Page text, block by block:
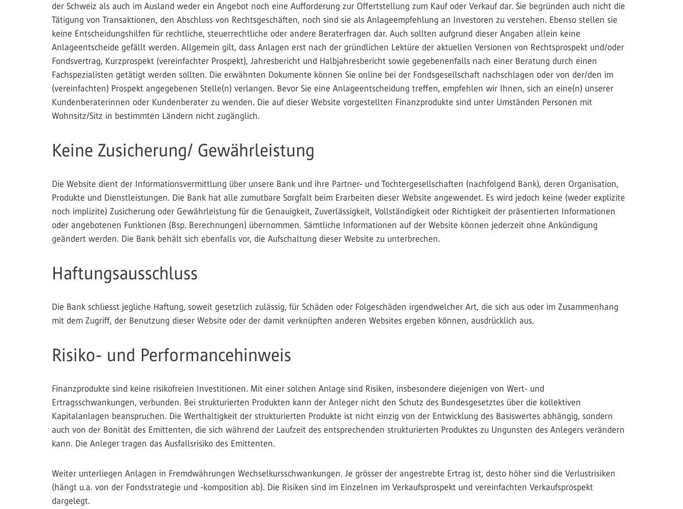
der Schweiz als auch im Ausland weder ein Angebot noch eine Aufforderung zur Offertstellung zum Kauf oder Verkauf dar. Sie begründen auch nicht die
Tätigung von Transaktionen, den Abschluss von Rechtsgeschäften, noch sind sie als Anlageempfehlung an Investoren zu verstehen. Ebenso stellen sie
keine Entscheidungshilfen für rechtliche, steuerrechtliche oder andere Beraterfragen dar. Auch sollten aufgrund dieser Angaben allein keine
Anlageentscheide gefällt werden. Allgemein gilt, dass Anlagen erst nach der gründlichen Lektüre der aktuellen Versionen von Rechtsprospekt und/oder
Fondsvertrag, Kurzprospekt (vereinfachter Prospekt), Jahresbericht und Halbjahresbericht sowie gegebenenfalls nach einer Beratung durch einen
Fachspezialisten getätigt werden sollten. Die erwähnten Dokumente können Sie online bei der Fondsgesellschaft nachschlagen oder von der/den im
(vereinfachten) Prospekt angegebenen Stelle(n) verlangen. Bevor Sie eine Anlageentscheidung treffen, empfehlen wir Ihnen, sich an eine(n) unserer
Kundenberaterinnen oder Kundenberater zu wenden. Die auf dieser Website vorgestellten Finanzprodukte sind unter Umständen Personen mit
Wohnsitz/Sitz in bestimmten Ländern nicht zugänglich.
Keine Zusicherung/ Gewährleistung
Die Website dient der Informationsvermittlung über unsere Bank und ihre Partner- und Tochtergesellschaften (nachfolgend Bank), deren Organisation,
Produkte und Dienstleistungen. Die Bank hat alle zumutbare Sorgfalt beim Erarbeiten dieser Website angewendet. Es wird jedoch keine (weder explizite
noch implizite) Zusicherung oder Gewährleistung für die Genauigkeit, Zuverlässigkeit, Vollständigkeit oder Richtigkeit der präsentierten Informationen
oder angebotenen Funktionen (Bsp. Berechnungen) übernommen. Sämtliche Informationen auf der Website können jederzeit ohne Ankündigung
geändert werden. Die Bank behält sich ebenfalls vor, die Aufschaltung dieser Website zu unterbrechen.
Haftungsausschluss
Die Bank schliesst jegliche Haftung, soweit gesetzlich zulässig, für Schäden oder Folgeschäden irgendwelcher Art, die sich aus oder im Zusammenhang
mit dem Zugriff, der Benutzung dieser Website oder der damit verknüpften anderen Websites ergeben können, ausdrücklich aus.
Risiko- und Performancehinweis
Finanzprodukte sind keine risikofreien Investitionen. Mit einer solchen Anlage sind Risiken, insbesondere diejenigen von Wert- und
Ertragsschwankungen, verbunden. Bei strukturierten Produkten kann der Anleger nicht den Schutz des Bundesgesetztes über die kollektiven
Kapitalanlagen beanspruchen. Die Werthaltigkeit der strukturierten Produkte ist nicht einzig von der Entwicklung des Basiswertes abhängig, sondern
auch von der Bonität des Emittenten, die sich während der Laufzeit des entsprechenden strukturierten Produktes zu Ungunsten des Anlegers verändern
kann. Die Anleger tragen das Ausfallsrisiko des Emittenten.
Weiter unterliegen Anlagen in Fremdwährungen Wechselkursschwankungen. Je grösser der angestrebte Ertrag ist, desto höher sind die Verlustrisiken
(hängt u.a. von der Fondsstrategie und -komposition ab). Die Risiken sind im Einzelnen im Verkaufsprospekt und vereinfachten Verkaufsprospekt
dargelegt.